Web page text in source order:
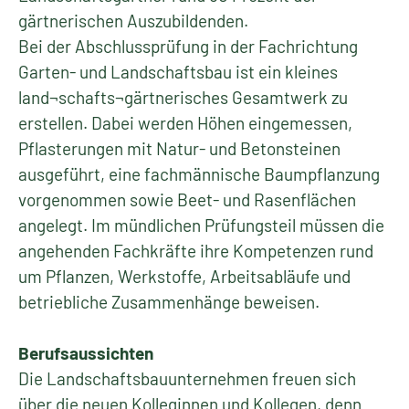
gärtnerischen Auszubildenden.
Bei der Abschlussprüfung in der Fachrichtung
Garten- und Landschaftsbau ist ein kleines
land¬schafts¬gärtnerisches Gesamtwerk zu
erstellen. Dabei werden Höhen eingemessen,
Pflasterungen mit Natur- und Betonsteinen
ausgeführt, eine fachmännische Baumpflanzung
vorgenommen sowie Beet- und Rasenflächen
angelegt. Im mündlichen Prüfungsteil müssen die
angehenden Fachkräfte ihre Kompetenzen rund
um Pflanzen, Werkstoffe, Arbeitsabläufe und
betriebliche Zusammenhänge beweisen.
Berufsaussichten
Die Landschaftsbauunternehmen freuen sich
über die neuen Kolleginnen und Kollegen, denn